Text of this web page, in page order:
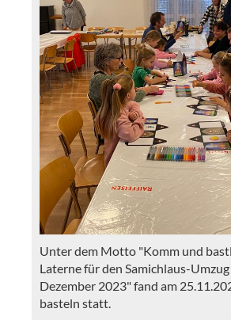
Unter dem Motto "Komm und
Laterne für den Samichlaus-Umzug
Dezember 2023" fand am
basteln statt.